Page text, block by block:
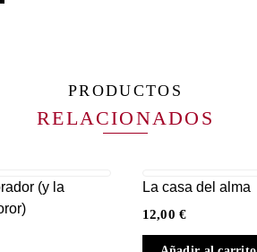
PRODUCTOS
RELACIONADOS
(y la
La casa del alma
12,00€